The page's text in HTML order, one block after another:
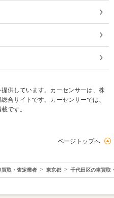
供しています。カーセンサーは、株
合サイトです。カーセンサーでは、
です。
ページトップへ
買取・査定業者 東京都 千代田区の車買取